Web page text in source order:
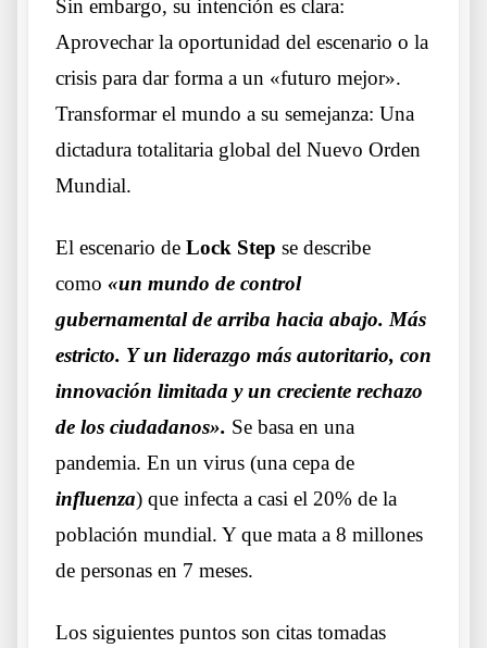
Sin embargo, su intención es clara:
Aprovechar la oportunidad del escenario o la
crisis para dar forma a un «futuro mejor».
Transformar el mundo a su semejanza: Una
dictadura totalitaria global del Nuevo Orden
Mundial.
El escenario de Lock Step se describe
como «un mundo de control
gubernamental de arriba hacia abajo. Más
estricto. Y un liderazgo más autoritario, con
innovación limitada y un creciente rechazo
de los ciudadanos». Se basa en una
pandemia. En un virus (una cepa de
influenza) que infecta a casi el 20% de la
población mundial. Y que mata a 8 millones
de personas en 7 meses.
Los siguientes puntos son citas tomadas